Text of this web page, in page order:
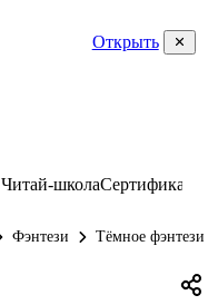
Открыть
Читай-школаСертификаты
Фэнтези Тёмное фэнтези